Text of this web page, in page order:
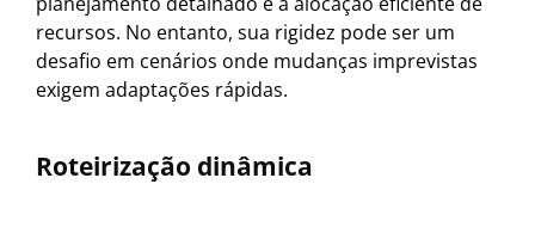
recursos. No entanto, sua rigidez pode ser um
desafio em cenários onde mudanças imprevistas
exigem adaptações rápidas.
Roteirização dinâmica